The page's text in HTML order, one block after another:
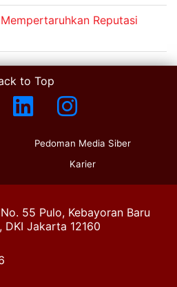
Reputasi
to Top
Pedoman Media Siber
Karier
55 Pulo, Kebayoran Baru
Jakarta 12160